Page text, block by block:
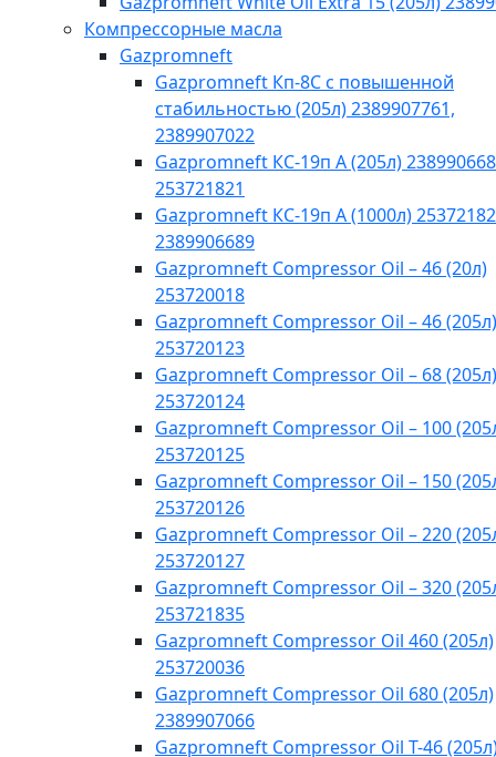
Компрессорные масла
Gazpromneft
Gazpromneft Кп-8С с повышенной
стабильностью (205л) 2389907761,
2389907022
Gazpromneft КС-19п А (205л)
253721821
Gazpromneft КС-19п А (1000л)
2389906689
Gazpromneft Compressor Oil – 46 (20л)
253720018
Gazpromneft Compressor Oil – 46 (205л)
253720123
Gazpromneft Compressor Oil – 68 (205л)
253720124
Gazpromneft Compressor Oil – 100
253720125
Gazpromneft Compressor Oil – 150
253720126
Gazpromneft Compressor Oil – 220
253720127
Gazpromneft Compressor Oil – 320
253721835
Gazpromneft Compressor Oil 460 (205л)
253720036
Gazpromneft Compressor Oil 680 (205л)
2389907066
Gazpromneft Compressor Oil T-46